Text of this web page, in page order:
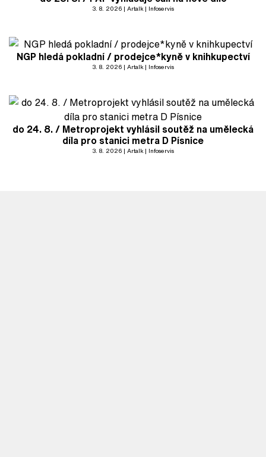
3. 8. 2026 Artalk Infoservis
NGP hledá pokladní / prodejce*kyně v knihkupectví
3. 8. 2026 Artalk Infoservis
do 24. 8. / Metroprojekt vyhlásil soutěž na umělecká
díla pro stanici metra D Písnice
3. 8. 2026 Artalk Infoservis